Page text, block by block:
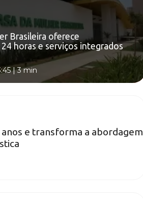
Brasileira oferece
horas e serviços integrados
|3 min
e transforma a abordagem